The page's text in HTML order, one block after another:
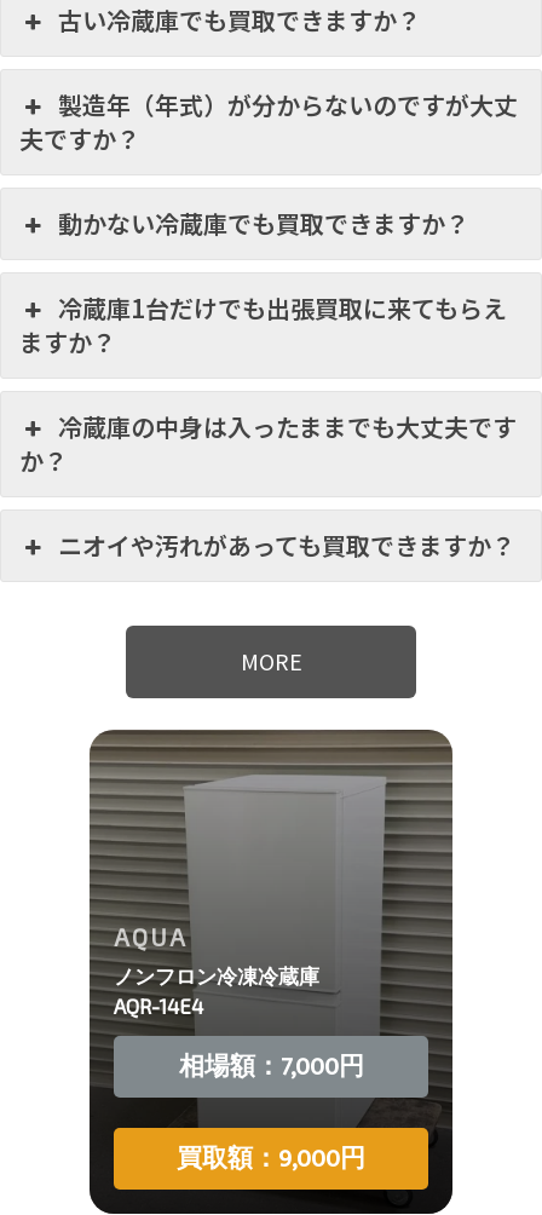
古い冷蔵庫でも買取できますか？
製造年（年式）が分からないのですが大丈
夫ですか？
動かない冷蔵庫でも買取できますか？
冷蔵庫1台だけでも出張買取に来てもらえ
ますか？
冷蔵庫の中身は入ったままでも大丈夫です
か？
ニオイや汚れがあっても買取できますか？
MORE
AQUA
ノンフロン冷凍冷蔵庫
AQR-14E4
相場額：7,000円
買取額：9,000円